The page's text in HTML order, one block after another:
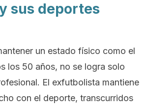
sus deportes
un estado físico como el
los 50 años, no se logra solo
El exfutbolista mantiene
con el deporte, transcurridos